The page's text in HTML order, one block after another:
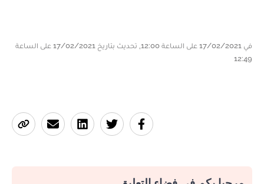
في 17/02/2021 على الساعة 12:00, تحديث بتاريخ 17/02/2021 على الساعة
12:49